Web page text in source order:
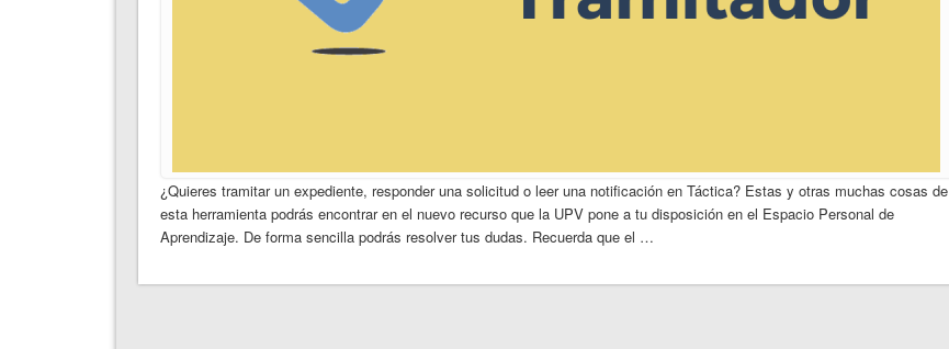
¿Quieres tramitar un expediente, responder una solicitud o leer una notificación en Táctica? Estas y otras muchas cosas de
esta herramienta podrás encontrar en el nuevo recurso que la UPV pone a tu disposición en el Espacio Personal de
Aprendizaje. De forma sencilla podrás resolver tus dudas. Recuerda que el …